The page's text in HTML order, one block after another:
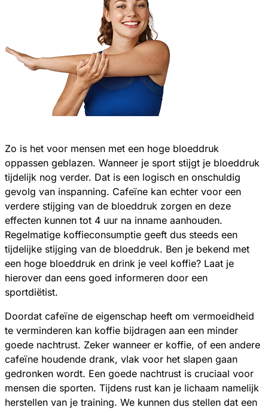
Zo is het voor mensen met een hoge bloeddruk
oppassen geblazen. Wanneer je sport stijgt je bloeddruk
tijdelijk nog verder. Dat is een logisch en onschuldig
gevolg van inspanning. Cafeïne kan echter voor een
verdere stijging van de bloeddruk zorgen en deze
effecten kunnen tot 4 uur na inname aanhouden.
Regelmatige koffieconsumptie geeft dus steeds een
tijdelijke stijging van de bloeddruk. Ben je bekend met
een hoge bloeddruk en drink je veel koffie? Laat je
hierover dan eens goed informeren door een
sportdiëtist.
Doordat cafeïne de eigenschap heeft om vermoeidheid
te verminderen kan koffie bijdragen aan een minder
goede nachtrust. Zeker wanneer er koffie, of een andere
cafeïne houdende drank, vlak voor het slapen gaan
gedronken wordt. Een goede nachtrust is cruciaal voor
mensen die sporten. Tijdens rust kan je lichaam namelijk
herstellen van je training. We kunnen dus stellen dat een